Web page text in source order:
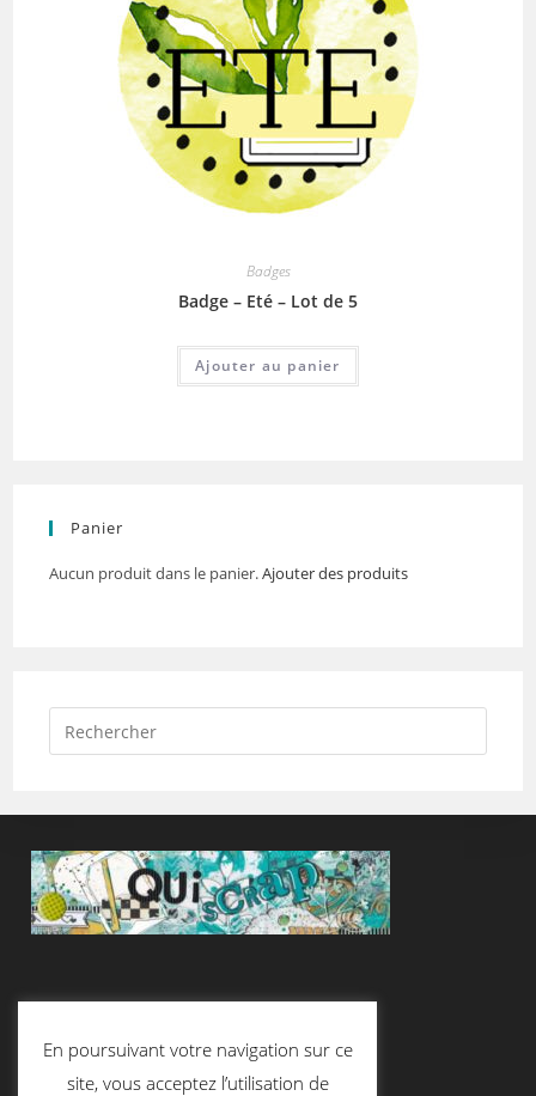
Badges
Badge – Eté – Lot de 5
Ajouter au panier
Panier
Aucun produit dans le panier.Ajouter des produits
En poursuivant votre navigation sur ce
site, vous acceptez l’utilisation de